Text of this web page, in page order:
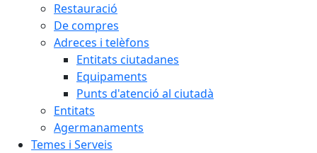
Restauració
De compres
Adreces i telèfons
Entitats ciutadanes
Equipaments
Punts d'atenció al ciutadà
Entitats
Agermanaments
Temes i Serveis